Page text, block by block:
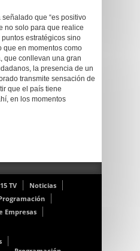
que “es positivo
no solo para que realice
estratégicos sino
que en momentos como
que conllevan una gran
la presencia de un
transmite sensación de
que el país tiene
en los momentos
TV
Noticias
Empresas